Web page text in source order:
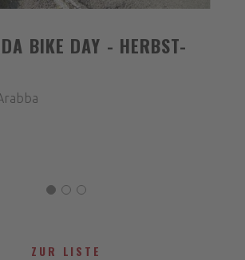
BIKE DAY - HERBST-
ZUR LISTE